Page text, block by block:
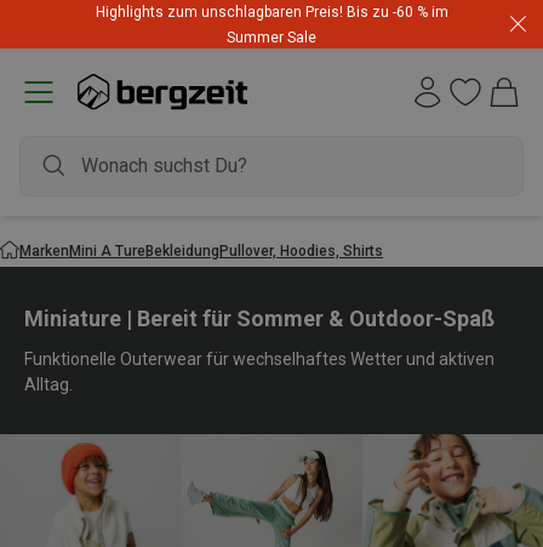
Highlights zum unschlagbaren Preis! Bis zu -60 % im
Summer Sale
MarkenMini A TureBekleidungPullover, Hoodies, Shirts
Miniature | Bereit für Sommer & Outdoor-Spaß
Funktionelle Outerwear für wechselhaftes Wetter und aktiven
Alltag.